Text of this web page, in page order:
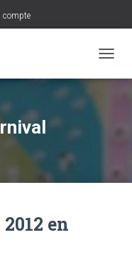
compte
en